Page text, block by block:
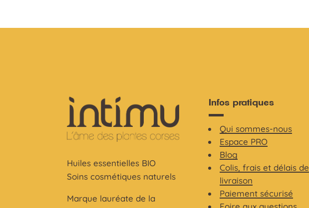
Huiles essentielles BIO
Soins cosmétiques naturels
Marque lauréate de la
Infos pratiques
Qui sommes-nous
Espace PRO
Blog
Colis, frais et délais de
livraison
Paiement sécurisé